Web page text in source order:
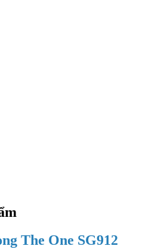
The One SG912